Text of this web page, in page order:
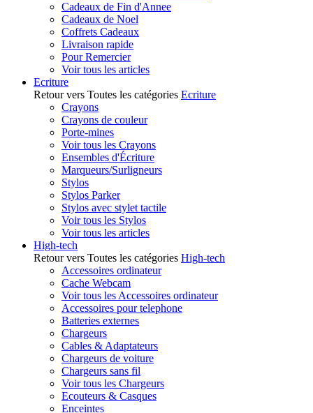
Cadeaux de Fin d'Annee
Cadeaux de Noel
Coffrets Cadeaux
Livraison rapide
Pour Remercier
Voir tous les articles
Ecriture
Retour vers Toutes les catégories Ecriture
Crayons
Crayons de couleur
Porte-mines
Voir tous les Crayons
Ensembles d'Écriture
Marqueurs/Surligneurs
Stylos
Stylos Parker
Stylos avec stylet tactile
Voir tous les Stylos
Voir tous les articles
High-tech
Retour vers Toutes les catégories High-tech
Accessoires ordinateur
Cache Webcam
Voir tous les Accessoires ordinateur
Accessoires pour telephone
Batteries externes
Chargeurs
Cables & Adaptateurs
Chargeurs de voiture
Chargeurs sans fil
Voir tous les Chargeurs
Ecouteurs & Casques
Enceintes